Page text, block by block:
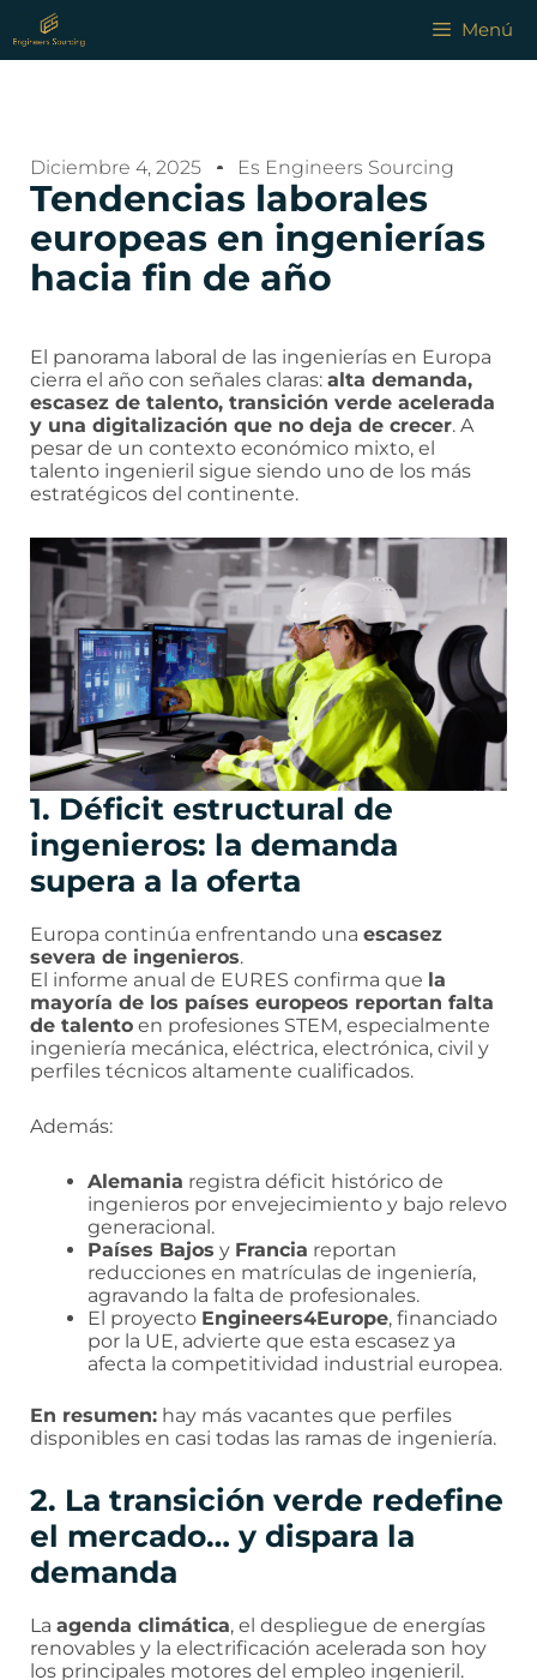
Menú
Diciembre 4, 2025 Es Engineers Sourcing
Tendencias laborales
europeas en ingenierías
hacia fin de año
El panorama laboral de las ingenierías en Europa
cierra el año con señales claras: alta demanda,
escasez de talento, transición verde acelerada
y una digitalización que no deja de crecer. A
pesar de un contexto económico mixto, el
talento ingenieril sigue siendo uno de los más
estratégicos del continente.
1. Déficit estructural de
ingenieros: la demanda
supera a la oferta
Europa continúa enfrentando una escasez
severa de ingenieros.
El informe anual de EURES confirma que la
mayoría de los países europeos reportan falta
de talento en profesiones STEM, especialmente
ingeniería mecánica, eléctrica, electrónica, civil y
perfiles técnicos altamente cualificados.
Además:
Alemania registra déficit histórico de
ingenieros por envejecimiento y bajo relevo
generacional.
Países Bajos y Francia reportan
reducciones en matrículas de ingeniería,
agravando la falta de profesionales.
El proyecto Engineers4Europe, financiado
por la UE, advierte que esta escasez ya
afecta la competitividad industrial europea.
En resumen: hay más vacantes que perfiles
disponibles en casi todas las ramas de ingeniería.
2. La transición verde redefine
el mercado… y dispara la
demanda
La agenda climática, el despliegue de energías
renovables y la electrificación acelerada son hoy
los principales motores del empleo ingenieril.